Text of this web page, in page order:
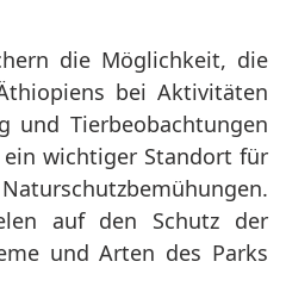
die Möglichkeit, die
bei Aktivitäten
und Tierbeobachtungen
wichtiger Standort für
auf den Schutz der
und Arten des Parks